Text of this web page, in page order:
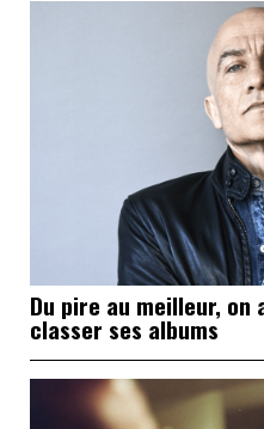
Du pire au meilleur, on
classer ses albums